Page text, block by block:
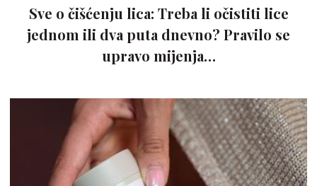
Sve o čišćenju lica: Treba li očistiti lice
jednom ili dva puta dnevno? Pravilo se
upravo mijenja…